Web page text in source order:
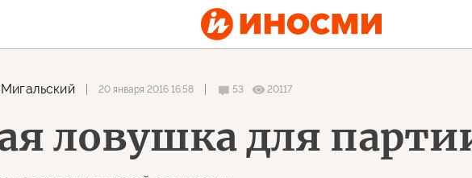
20 января 2016 16:58 53 20117
ловушка для